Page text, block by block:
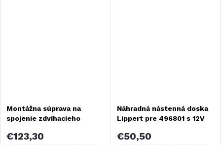
Montážna súprava na
spojenie zdvíhacieho
€123,30
Náhradná nástenná doska
Lippert pre 496801 s 12V
€50,50